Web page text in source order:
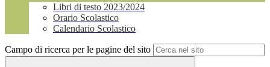
Libri di testo 2023/2024
Orario Scolastico
Calendario Scolastico
Campo di ricerca per le pagine del sito